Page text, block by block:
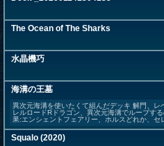
The Ocean of The Sharks
水晶機巧
海溝の王墓
異次元海溝を使いたくて組んだデッキ 解門、レ
レルロードRドラゴン、異次元海溝でループす
果:エンシェントフェアリー、ホルスどれか、セ
Squalo (2020)